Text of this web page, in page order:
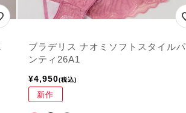
ブラデリス ナオミソフトスタイルパ
ンティ26A1
¥4,950 税込
新作